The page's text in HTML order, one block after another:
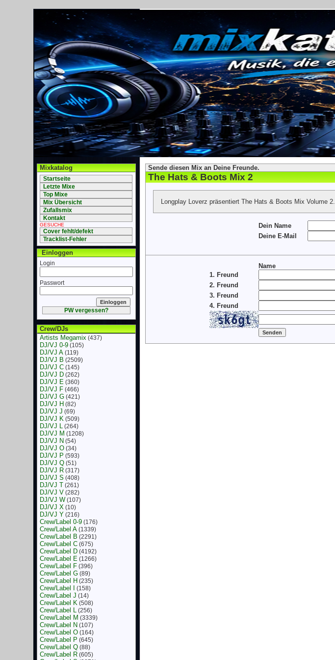
Mixkatalog
Startseite
Letzte Mixe
Top Mixe
Mix Übersicht
Zufallsmix
Kontakt
GESUCHE
Cover fehlt/defekt
Tracklist-Fehler
Einloggen
Login
Passwort
PW vergessen?
Crew/DJs
Artists Megamix(437)
DJ/VJ 0-9(105)
DJ/VJ A(119)
DJ/VJ B (2509)
DJ/VJ C(145)
DJ/VJ D(262)
DJ/VJ E(360)
DJ/VJ F(466)
DJ/VJ G(421)
DJ/VJ H (82)
DJ/VJ J (69)
DJ/VJ K(509)
DJ/VJ L(264)
DJ/VJ M (1208)
DJ/VJ N (54)
DJ/VJ O(34)
DJ/VJ P (593)
DJ/VJ Q(51)
DJ/VJ R(317)
DJ/VJ S (408)
DJ/VJ T (261)
DJ/VJ V (282)
DJ/VJ W(107)
DJ/VJ X(10)
DJ/VJ Y (216)
Crew/Label 0-9(176)
Crew/Label A(1339)
Crew/Label B (2291)
Crew/Label C(675)
Crew/Label D(4192)
Crew/Label E(1266)
Crew/Label F(396)
Crew/Label G(89)
Crew/Label H (235)
Crew/Label I (158)
Crew/Label J (14)
Crew/Label K(508)
Crew/Label L(256)
Crew/Label M (3339)
Crew/Label N (107)
Crew/Label O(164)
Crew/Label P (645)
Crew/Label Q(88)
Crew/Label R(605)
Sende diesen Mix an Deine Freunde.
The Hats & Boots Mix 2
Longplay Loverz präsentiert The Hats & Boots Mix Volume 2.
Dein Name
Deine E-Mail
Name
1. Freund
2. Freund
3. Freund
4. Freund